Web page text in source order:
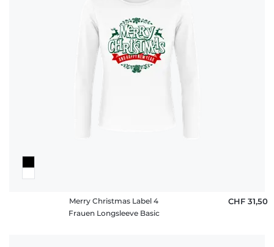
Merry Christmas Label 4
Frauen Longsleeve Basic
CHF 31,50